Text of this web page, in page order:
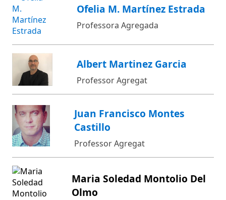
Ofelia M. Martínez Estrada
Professora Agregada
Albert Martinez Garcia
Professor Agregat
Juan Francisco Montes
Castillo
Professor Agregat
Maria Soledad Montolio Del
Olmo